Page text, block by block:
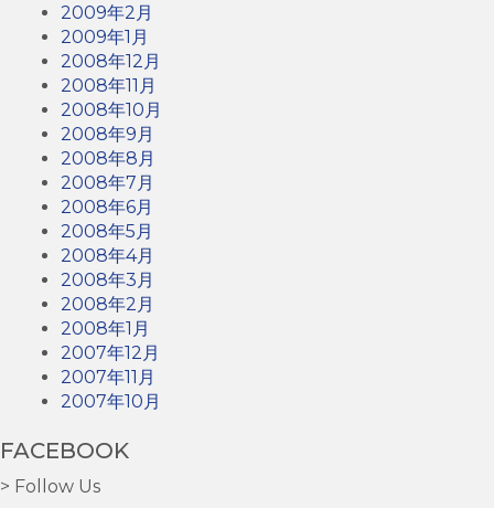
2009年2月
2009年1月
2008年12月
2008年11月
2008年10月
2008年9月
2008年8月
2008年7月
2008年6月
2008年5月
2008年4月
2008年3月
2008年2月
2008年1月
2007年12月
2007年11月
2007年10月
FACEBOOK
> Follow Us